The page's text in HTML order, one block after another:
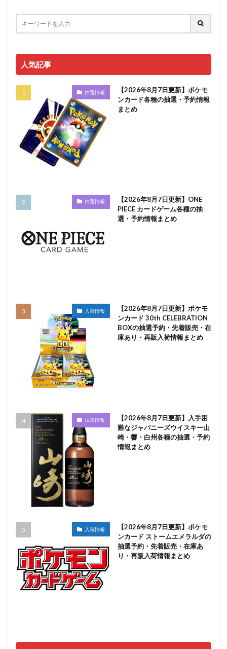
人気記事
抽選情報
【2026年8月7日更新】ポケモ
ンカード各種の抽選・予約情報
まとめ
抽選情報
【2026年8月7日更新】ONE
PIECE カードゲーム各種の抽
選・予約情報まとめ
入荷情報
【2026年8月7日更新】ポケモ
ンカード 30th CELEBRATION
BOXの抽選予約・先着販売・在
庫あり・再販入荷情報まとめ
抽選情報
【2026年8月7日更新】入手困
難なジャパニーズウイスキー山
崎・響・白州各種の抽選・予約
情報まとめ
入荷情報
【2026年8月7日更新】ポケモ
ンカード ストームエメラルダの
抽選予約・先着販売・在庫あ
り・再販入荷情報まとめ